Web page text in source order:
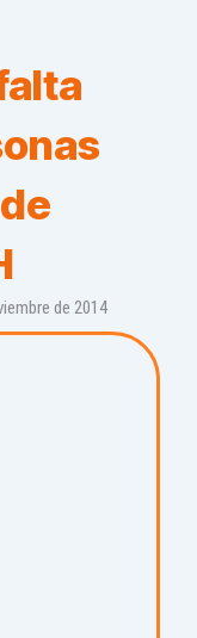
de 2014